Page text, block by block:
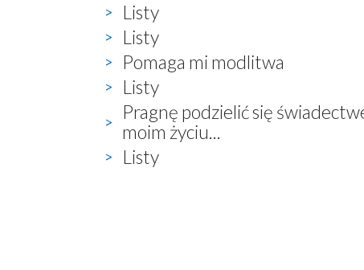
Listy
Listy
Pomaga mi modlitwa
Listy
Pragnę podzielić się
moim życiu...
Listy